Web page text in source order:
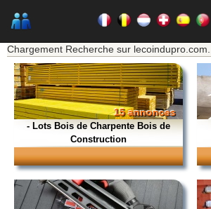
Chargement Recherche sur lecoindupro.com...
15 annonces
- Lots Bois de Charpente Bois de
Construction